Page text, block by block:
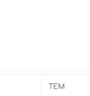
ΤΕΜ